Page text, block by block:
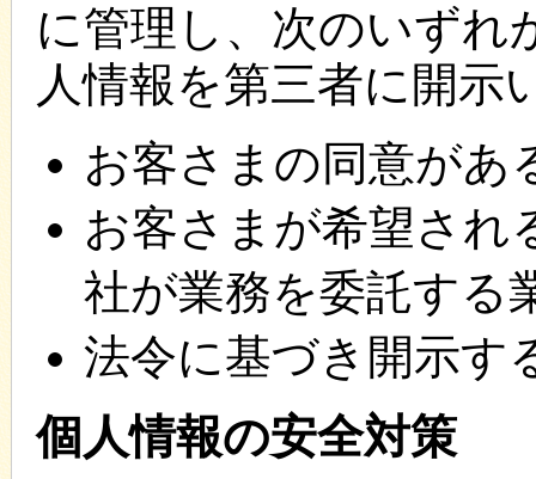
に管理し、次のいずれ
人情報を第三者に開示
お客さまの同意があ
お客さまが希望され
社が業務を委託する
法令に基づき開示す
個人情報の安全対策